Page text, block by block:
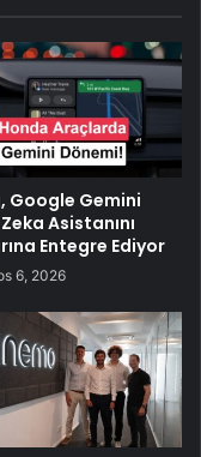
Google Gemini
Asistanını
Entegre Ediyor
6, 2026